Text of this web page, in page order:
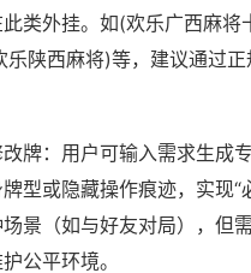
类外挂。如(欢乐广西麻将
乐陕西麻将)等，建议通过
牌：用户可输入需求生成
型或隐藏操作痕迹，实现“
景（如与好友对局），但
公平环境。